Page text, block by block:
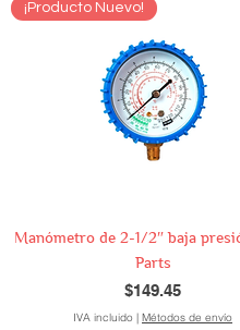
¡Producto Nuevo!
Manómetro de 2-1/2″ baja
Parts
Precio
$149.45
IVA incluido | Métodos de envío